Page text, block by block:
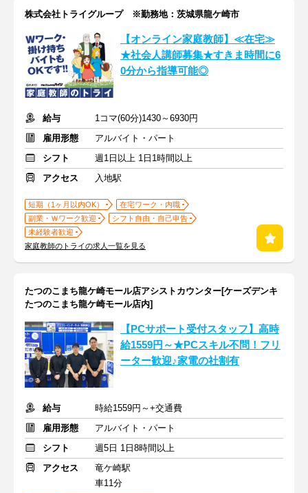
株式会社トライグループ ※勤務地：茨城県龍ケ崎市
【オンライン家庭教師】≪在宅≫
★社会人講師募集★すきま時間に6
0分から指導可能◎
給与
1コマ(60分)1430～6930円
雇用形態
アルバイト・パート
シフト
週1日以上 1日1時間以上
アクセス
入地駅
短期（1ヶ月以内OK）
在宅ワーク・内職
副業・Ｗワーク歓迎
シフト自由・自己申告
未経験者歓迎
家庭教師のトライの求人一覧を見る
たつのこまち龍ケ崎モール店アシストカウンター[ケーズデンキ
たつのこまち龍ケ崎モール店内]
【PCサポート受付スタッフ】高時
給1559円～★PCスキル不問！フリ
ーター歓迎♪家電の社割有
給与
時給1559円～+交通費
雇用形態
アルバイト・パート
シフト
週5日 1日8時間以上
アクセス
竜ケ崎駅
車11分